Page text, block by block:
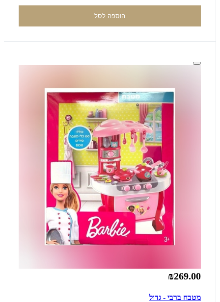
הוספה לסל
₪269.00
מטבח ברבי - גדול